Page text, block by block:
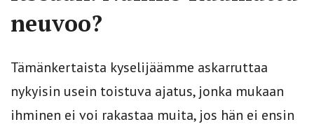
neuvoo?
Tämänkertaista kyselijäämme askarruttaa
nykyisin usein toistuva ajatus, jonka mukaan
ihminen ei voi rakastaa muita, jos hän ei ensin